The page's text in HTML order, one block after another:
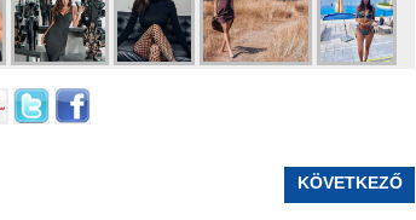
KÖVETKEZŐ